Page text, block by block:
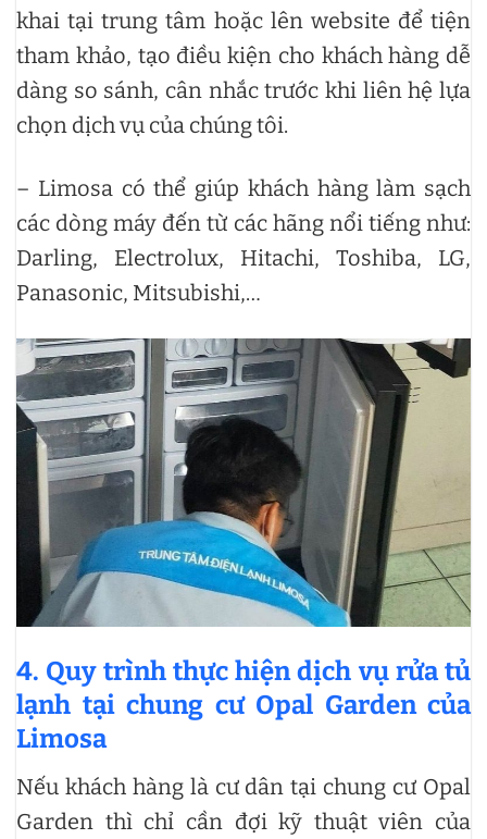
khai tại trung tâm hoặc lên website để tiện
tham khảo, tạo điều kiện cho khách hàng dễ
dàng so sánh, cân nhắc trước khi liên hệ lựa
chọn dịch vụ của chúng tôi.
– Limosa có thể giúp khách hàng làm sạch
các dòng máy đến từ các hãng nổi tiếng như:
Darling, Electrolux, Hitachi, Toshiba, LG,
Panasonic, Mitsubishi,…
4. Quy trình thực hiện dịch vụ rửa tủ
lạnh tại chung cư Opal Garden của
Limosa
Nếu khách hàng là cư dân tại chung cư Opal
Garden thì chỉ cần đợi kỹ thuật viên của